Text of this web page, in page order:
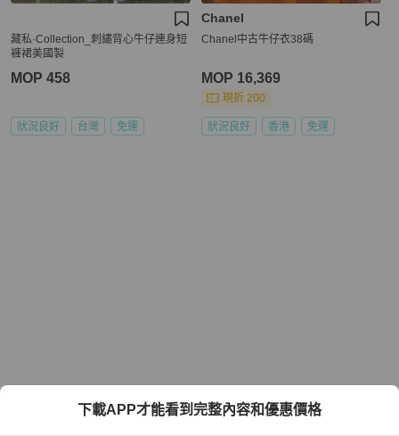
藏私·Collection_刺繡背心牛仔連身短
褲裙美國製
MOP 458
狀況良好 台灣 免運
Chanel
Chanel中古牛仔衣38碼
MOP 16,369
現折 200
狀況良好 香港 免運
下載APP才能看到完整內容和優惠價格